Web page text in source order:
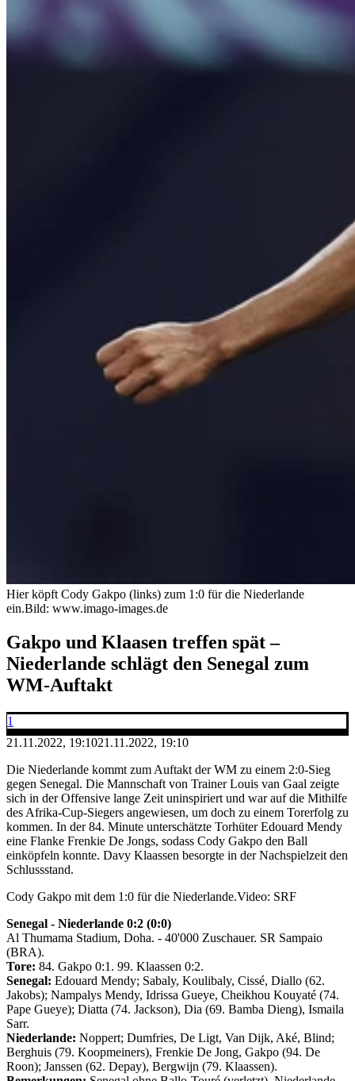
Hier köpft Cody Gakpo (links) zum 1:0 für die Niederlande
ein.Bild: www.imago-images.de
Gakpo und Klaasen treffen spät –
Niederlande schlägt den Senegal zum
WM-Auftakt
1
21.11.2022, 19:1021.11.2022, 19:10
Die Niederlande kommt zum Auftakt der WM zu einem 2:0-Sieg
gegen Senegal. Die Mannschaft von Trainer Louis van Gaal zeigte
sich in der Offensive lange Zeit uninspiriert und war auf die Mithilfe
des Afrika-Cup-Siegers angewiesen, um doch zu einem Torerfolg zu
kommen. In der 84. Minute unterschätzte Torhüter Edouard Mendy
eine Flanke Frenkie De Jongs, sodass Cody Gakpo den Ball
einköpfeln konnte. Davy Klaassen besorgte in der Nachspielzeit den
Schlussstand.
Cody Gakpo mit dem 1:0 für die Niederlande.Video: SRF
Senegal - Niederlande 0:2 (0:0)
Al Thumama Stadium, Doha. - 40'000 Zuschauer. SR Sampaio
(BRA).
Tore: 84. Gakpo 0:1. 99. Klaassen 0:2.
Senegal: Edouard Mendy; Sabaly, Koulibaly, Cissé, Diallo (62.
Jakobs); Nampalys Mendy, Idrissa Gueye, Cheikhou Kouyaté (74.
Pape Gueye); Diatta (74. Jackson), Dia (69. Bamba Dieng), Ismaila
Sarr.
Niederlande: Noppert; Dumfries, De Ligt, Van Dijk, Aké, Blind;
Berghuis (79. Koopmeiners), Frenkie De Jong, Gakpo (94. De
Roon); Janssen (62. Depay), Bergwijn (79. Klaassen).